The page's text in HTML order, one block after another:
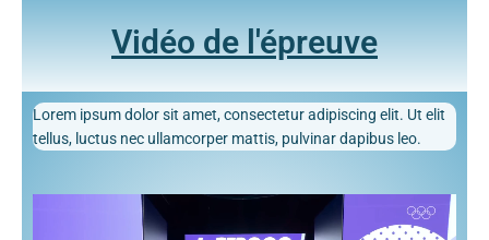
Vidéo de l'épreuve
Lorem ipsum dolor sit amet, consectetur adipiscing elit. Ut elit
tellus, luctus nec ullamcorper mattis, pulvinar dapibus leo.